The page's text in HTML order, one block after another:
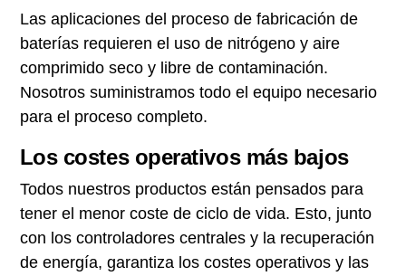
Las aplicaciones del proceso de fabricación de
baterías requieren el uso de nitrógeno y aire
comprimido seco y libre de contaminación.
Nosotros suministramos todo el equipo necesario
para el proceso completo.
Los costes operativos más bajos
Todos nuestros productos están pensados para
tener el menor coste de ciclo de vida. Esto, junto
con los controladores centrales y la recuperación
de energía, garantiza los costes operativos y las